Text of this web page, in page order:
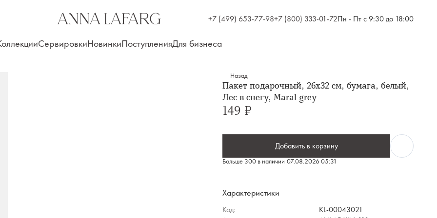
+7 (499) 653-77-98+7 (800) 333-01-72Пн - Пт с 9:30 до 18:00
СервировкиНовинкиПоступленияДля бизнеса
Назад
Пакет подарочный, 26х32 см, бумага, белый,
Лес в снегу, Maral grey
149 ₽
Больше 300 в наличии 07.08.2026 05:31
Добавить в корзину
Характеристики
Код:
KL-00043021